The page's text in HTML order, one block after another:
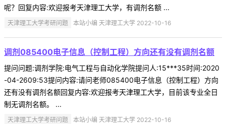
呢？回复内容:欢迎报考天津理工大学，有调剂名额 ...
天津理工大学考研问题 本站小编 天津理工大学 2022-10-16
调剂085400电子信息（控制工程）方向还有没有调剂名额
提问问题:调剂学院:电气工程与自动化学院提问人:15***35时间:2020
-04-2609:53提问内容:请问老师085400电子信息（控制工程）方向
还有没有调剂名额回复内容:欢迎报考天津理工大学，目前该专业全日
制无调剂名额。 ...
天津理工大学考研问题 本站小编 天津理工大学 2022-10-16